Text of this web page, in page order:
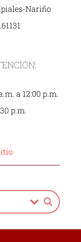
Nariño
a 12:00 p.m.
p.m.